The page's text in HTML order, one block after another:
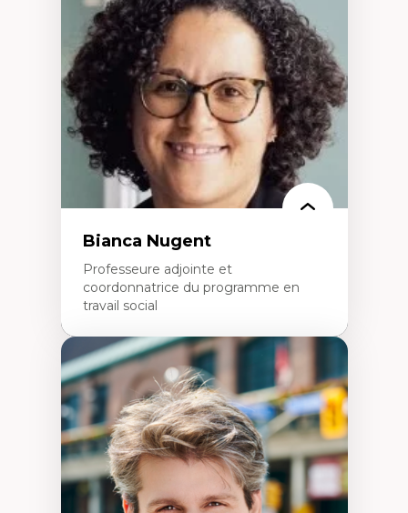
Neuropsychiatrie et neurosciences
Direction d'essais cliniques
Analyse des politiques et pratiques en santé
mentale
Développement de protocoles d'essais
cliniques
Collaboration interfonctionnelle
Leadership en recherche clinique
Développement de cadres politiques
Collaboration avec des entreprises
pharmaceutiques
Rédaction de publications et de rapports
politiques
Enseignement et mentorat
Bianca Nugent
Professeure adjointe et
coordonnatrice du programme en
travail social
Expertises
Travail social, action et justice sociale
Fondements de l’intervention et des
nouvelles pratiques en travail social et en
éducation inclusive
Minorités linguistiques, offre active et
francophonie plurielle en contexte
linguistique minoritaire
Études critiques sur le handicap, la
neurodiversité, l'agentivité et les injustices